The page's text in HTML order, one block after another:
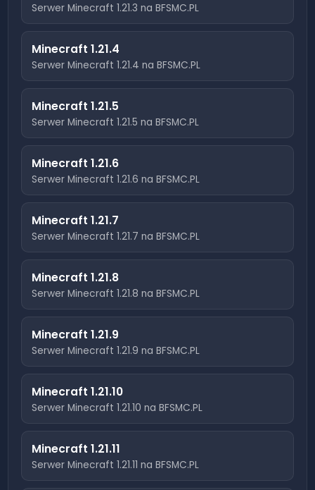
Serwer Minecraft1.21.3 na BFSMC.PL
Minecraft1.21.4
Serwer Minecraft1.21.4 na BFSMC.PL
Minecraft1.21.5
Serwer Minecraft1.21.5 na BFSMC.PL
Minecraft1.21.6
Serwer Minecraft1.21.6 na BFSMC.PL
Minecraft1.21.7
Serwer Minecraft1.21.7 na BFSMC.PL
Minecraft1.21.8
Serwer Minecraft1.21.8 na BFSMC.PL
Minecraft1.21.9
Serwer Minecraft1.21.9 na BFSMC.PL
Minecraft1.21.10
Serwer Minecraft1.21.10 na BFSMC.PL
Minecraft1.21.11
Serwer Minecraft1.21.11 na BFSMC.PL